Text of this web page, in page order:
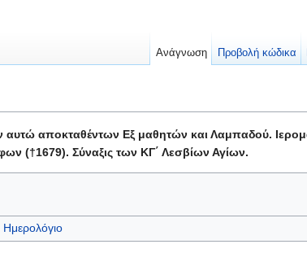
αποκταθέντων Εξ μαθητών και Λαμπαδού.
(†1679). Σύναξις των ΚΓ΄ Λεσβίων Αγίων.
Ημερολόγιο
Ανάγνωση Προβολή κώδικα